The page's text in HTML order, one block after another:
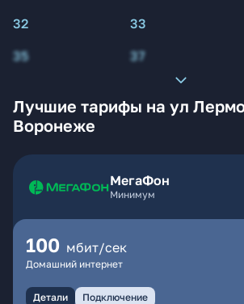
32
33
35
37
Лучшие тарифы на ул
Воронеже
МегаФон
Минимум
100 мбит/сек
Домашний интернет
Детали Подключение